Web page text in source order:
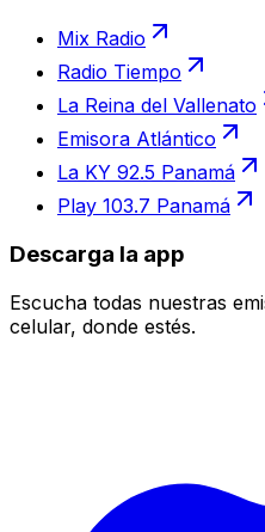
Mix Radio
Radio Tiempo
La Reina del Vallenato
Emisora Atlántico
La KY 92.5 Panamá
Play 103.7 Panamá
Descarga la app
Escucha todas nuestras
celular, donde estés.